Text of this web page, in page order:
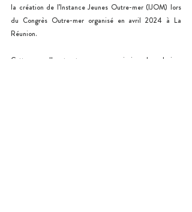
la création de l’Instance Jeunes Outre-mer (IJOM) lors
du Congrès Outre-mer organisé en avril 2024 à La
Réunion.
Cette nouvelle structure a pour mission de valoriser